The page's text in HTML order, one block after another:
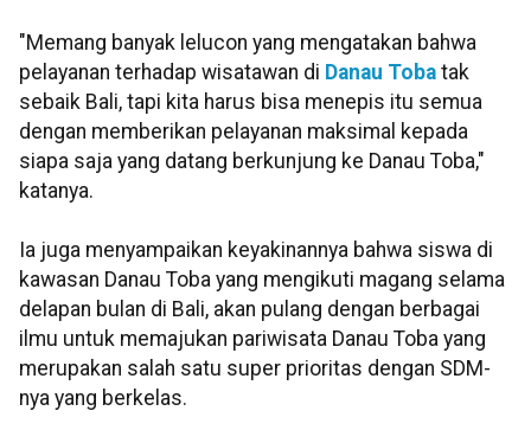
"Memang banyak lelucon yang mengatakan bahwa
pelayanan terhadap wisatawan di Danau Toba tak
sebaik Bali, tapi kita harus bisa menepis itu semua
dengan memberikan pelayanan maksimal kepada
siapa saja yang datang berkunjung ke Danau Toba,"
katanya.
Ia juga menyampaikan keyakinannya bahwa siswa di
kawasan Danau Toba yang mengikuti magang selama
delapan bulan di Bali, akan pulang dengan berbagai
ilmu untuk memajukan pariwisata Danau Toba yang
merupakan salah satu super prioritas dengan SDM-
nya yang berkelas.